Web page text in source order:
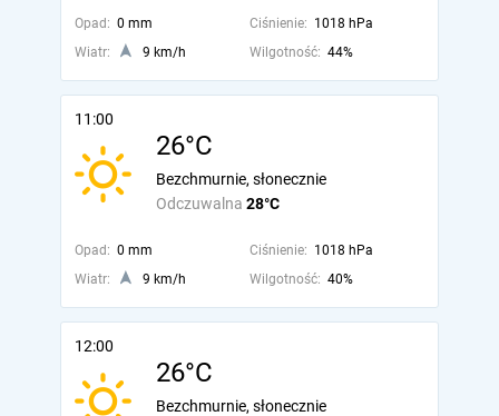
Opad: 0 mm Ciśnienie: 1018 hPa
Wiatr:
9 km/h Wilgotność: 44%
11:00
26°C
Odczuwalna 28°C
Bezchmurnie, słonecznie
Opad: 0 mm Ciśnienie: 1018 hPa
Wiatr:
9 km/h Wilgotność: 40%
12:00
26°C
Bezchmurnie, słonecznie